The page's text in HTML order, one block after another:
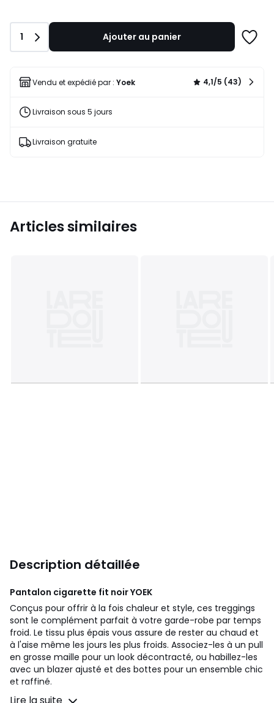
Quantité
1 Ajouter au panier
liste
Vendu et expédié par : Yoek 4,1/5 (43)
Livraison sous 5 jours
Livraison gratuite
Articles similaires
Description détaillée
Pantalon cigarette fit noirYOEK
Conçus pour offrir à la fois chaleur et style, ces treggings
sont le complément parfait à votre garde-robe par temps
froid. Le tissu plus épais vous assure de rester au chaud et
à l'aise même les jours les plus froids. Associez-les à un pull
en grosse maille pour un look décontracté, ou habillez-les
avec un blazer ajusté et des bottes pour un ensemble chic
et raffiné.